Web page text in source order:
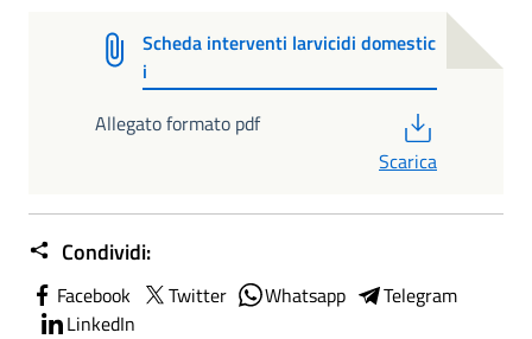
Scheda interventi larvicidi domestic
i
Allegato formato pdf
Scarica
Condividi:
Facebook Twitter Whatsapp
Telegram
LinkedIn